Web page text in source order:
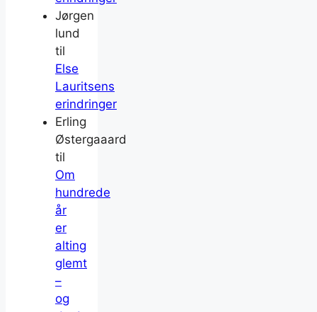
Jørgen
lund
til
Else
Lauritsens
erindringer
Erling
Østergaaard
til
Om
hundrede
år
er
alting
glemt
–
og